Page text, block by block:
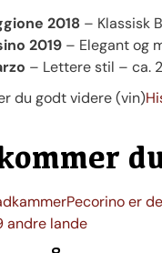
2018 – Klassisk
2019 – Elegant og
– Lettere stil – ca.
du godt videre (vin)
Pecorino er
andre lande